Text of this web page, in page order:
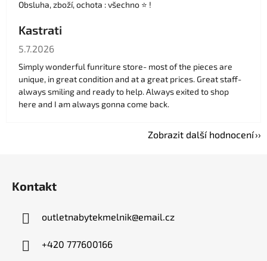
Obsluha, zboží, ochota : všechno ⭐️ !
Kastrati
Hodnocení obchodu je 5 z 5 hvězdiček.
5.7.2026
Simply wonderful funriture store- most of the pieces are
unique, in great condition and at a great prices. Great staff-
always smiling and ready to help. Always exited to shop
here and I am always gonna come back.
Zobrazit další hodnocení
Kontakt
outletnabytekmelnik@email.cz
+420 777600166